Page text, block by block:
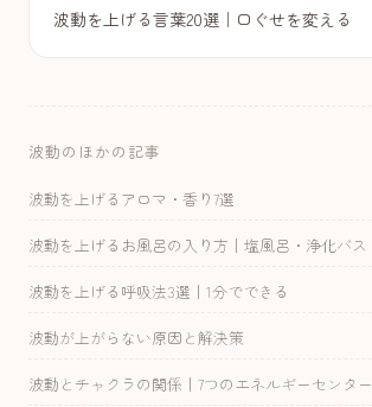
波動を上げる言葉20選｜口ぐせを変える
波動のほかの記事
波動を上げるアロマ・香り7選
波動を上げるお風呂の入り方｜塩風呂・浄化バス
波動を上げる呼吸法3選｜1分でできる
波動が上がらない原因と解決策
波動とチャクラの関係｜7つのエネルギーセンター